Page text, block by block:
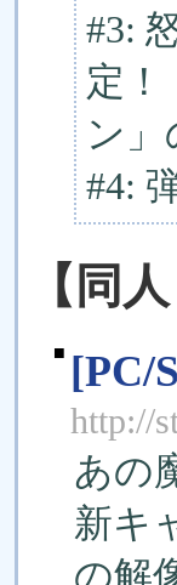
#3:
定！
ン」
#4:
【同
■ [PC/
http://
あの
新キ
の解